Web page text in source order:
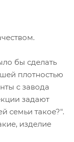
бы сделать
плотностью
с завода
задают
семьи такое?".
изделие